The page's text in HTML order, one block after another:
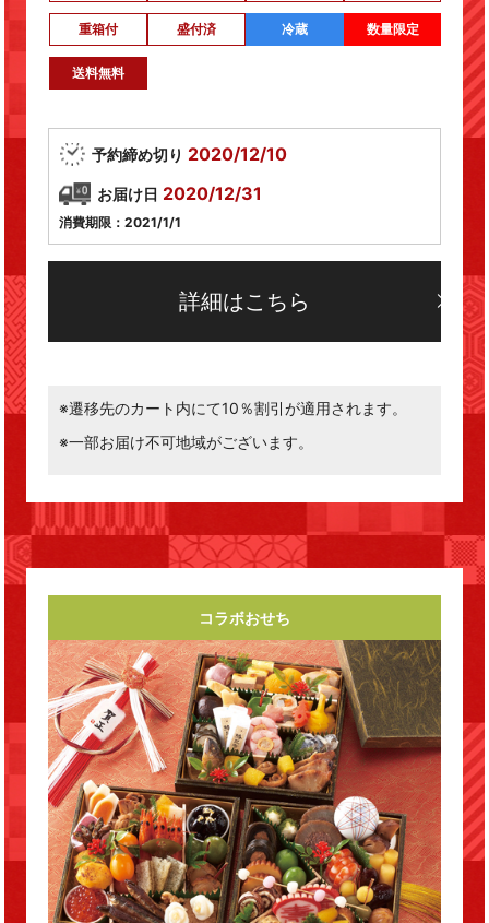
重箱付 盛付済 冷蔵 数量限定
送料無料
予約締め切り 2020/12/10
お届け日 2020/12/31
消費期限：2021/1/1
詳細はこちら
※遷移先のカート内にて10％割引が適用されます。
※一部お届け不可地域がございます。
コラボおせち